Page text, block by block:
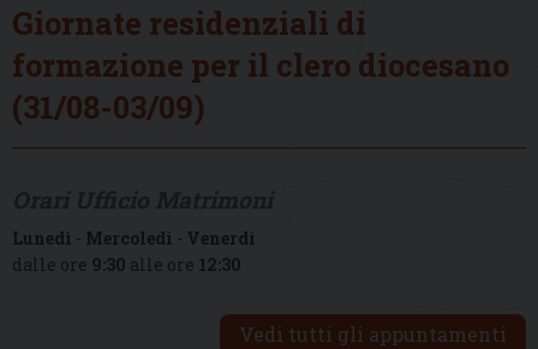
Giornate residenziali di
formazione per il clero diocesano
(31/08-03/09)
Lunedì - Mercoledì - Venerdì
dalle ore 9:30 alle ore 12:30
Vedi tutti gli appuntamenti